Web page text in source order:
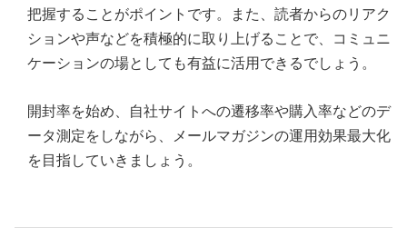
把握することがポイントです。また、読者からのリアク
ションや声などを積極的に取り上げることで、コミュニ
ケーションの場としても有益に活用できるでしょう。
開封率を始め、自社サイトへの遷移率や購入率などのデ
ータ測定をしながら、メールマガジンの運用効果最大化
を目指していきましょう。